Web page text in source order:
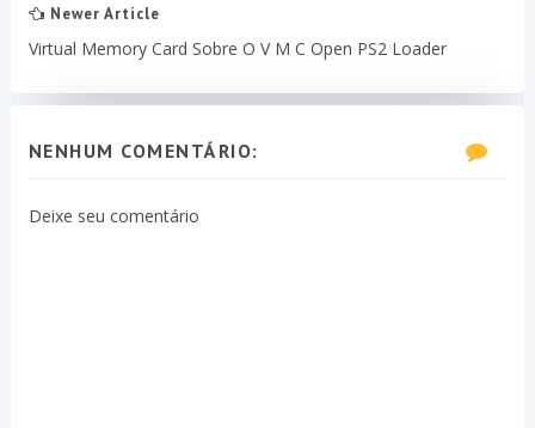
Newer Article
Virtual Memory Card Sobre O V M C Open PS2 Loader
NENHUM COMENTÁRIO:
Deixe seu comentário